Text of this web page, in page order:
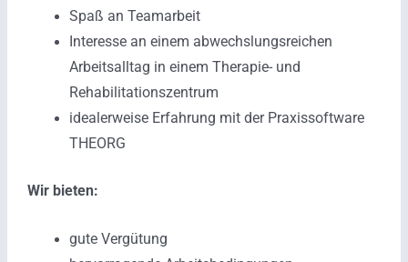
Spaß an Teamarbeit
Interesse an einem abwechslungsreichen
Arbeitsalltag in einem Therapie- und
Rehabilitationszentrum
idealerweise Erfahrung mit der Praxissoftware
THEORG
Wir bieten:
gute Vergütung